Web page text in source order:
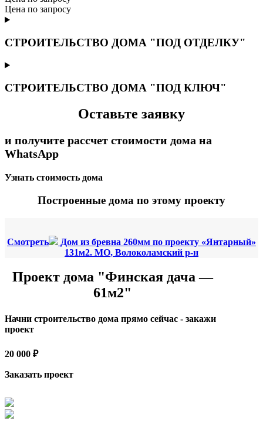
Цена по запросу
СТРОИТЕЛЬСТВО ДОМА "ПОД ОТДЕЛКУ"
СТРОИТЕЛЬСТВО ДОМА "ПОД КЛЮЧ"
Оставьте заявку
и получите рассчет стоимости дома на
WhatsApp
Узнать стоимость дома
Построенные дома по этому проекту
Смотреть
Дом из бревна 260мм по проекту «Янтарный»
131м2. МО, Волоколамский р-н
Проект дома "Финская дача —
61м2"
Начни строительство дома прямо сейчас - закажи
проект
20 000 ₽
Заказать проект